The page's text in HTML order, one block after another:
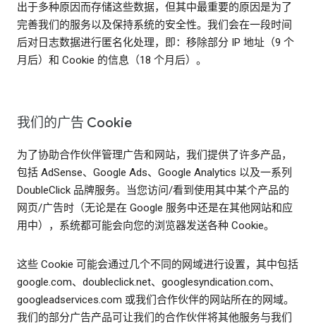
出于多种原因而存储这些数据，但其中最重要的原因是为了
完善我们的服务以及保持系统的安全性。我们会在一段时间
后对日志数据进行匿名化处理，即：移除部分 IP 地址（9 个
月后）和 Cookie 的信息（18 个月后）。
我们的广告 Cookie
为了协助合作伙伴管理广告和网站，我们提供了许多产品，
包括 AdSense、Google Ads、Google Analytics 以及一系列
DoubleClick 品牌服务。当您访问/看到使用其中某个产品的
网页/广告时（无论是在 Google 服务中还是在其他网站和应
用中），系统都可能会向您的浏览器发送各种 Cookie。
这些 Cookie 可能会通过几个不同的网域进行设置，其中包括
google.com、doubleclick.net、googlesyndication.com、
googleadservices.com 或我们合作伙伴的网站所在的网域。
我们的部分广告产品可让我们的合作伙伴将其他服务与我们